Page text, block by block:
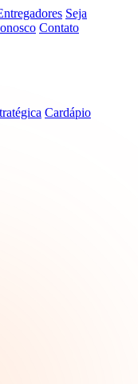
Seja
Contato
Cardápio